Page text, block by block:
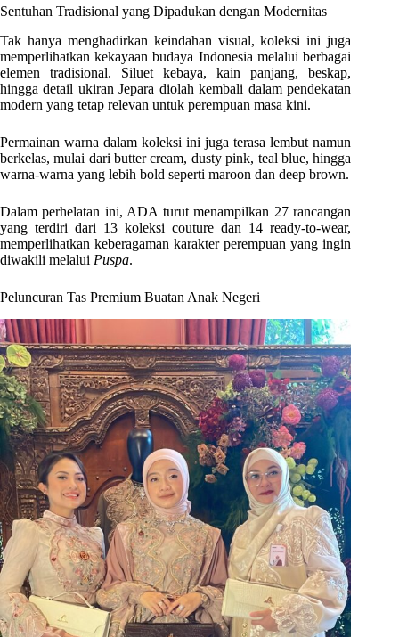
Sentuhan Tradisional yang Dipadukan dengan Modernitas
Tak hanya menghadirkan keindahan visual, koleksi ini juga
memperlihatkan kekayaan budaya Indonesia melalui berbagai
elemen tradisional. Siluet kebaya, kain panjang, beskap,
hingga detail ukiran Jepara diolah kembali dalam pendekatan
modern yang tetap relevan untuk perempuan masa kini.
Permainan warna dalam koleksi ini juga terasa lembut namun
berkelas, mulai dari butter cream, dusty pink, teal blue, hingga
warna-warna yang lebih bold seperti maroon dan deep brown.
Dalam perhelatan ini, ADA turut menampilkan 27 rancangan
yang terdiri dari 13 koleksi couture dan 14 ready-to-wear,
memperlihatkan keberagaman karakter perempuan yang ingin
diwakili melalui Puspa.
Peluncuran Tas Premium Buatan Anak Negeri